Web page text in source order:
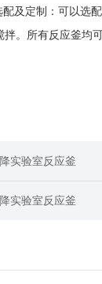
定制：可以选配
拌。所有反应釜均
实验室反应釜
实验室反应釜